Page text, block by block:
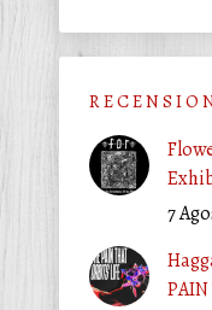
R E C E N S I O
7
PAIN